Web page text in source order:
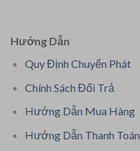
Hướng Dẫn
Quy Định Chuyển Phát
Chính Sách Đổi Trả
Hướng Dẫn Mua Hàng
Hướng Dẫn Thanh Toán